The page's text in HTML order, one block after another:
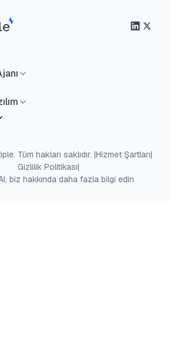
Tüm hakları saklıdır. |Hizmet Şartları|
Gizlilik Politikası|
biz hakkında daha fazla bilgi edin